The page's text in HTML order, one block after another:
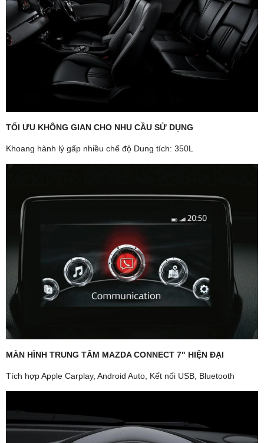
TỐI ƯU KHÔNG GIAN CHO NHU CẦU SỬ DỤNG
Khoang hành lý gấp nhiều chế độ Dung tích: 350L
MÀN HÌNH TRUNG TÂM MAZDA CONNECT 7" HIỆN ĐẠI
Tích hợp Apple Carplay, Android Auto, Kết nối USB, Bluetooth